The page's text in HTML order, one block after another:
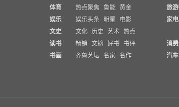
体育
热点聚焦 鲁能 黄金
娱乐
娱乐头条 明星
电影
文史
文化 历史 艺术 热点
读书
畅销 文摘 好书 书评
书画
齐鲁艺坛 名家 名作
旅游
家电
消费
汽车